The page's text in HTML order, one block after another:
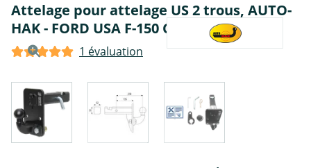
Attelage pour attelage US 2 trous, AUTO-
HAK - FORD USA F-150 Crew Cab Pickup
1 évaluation